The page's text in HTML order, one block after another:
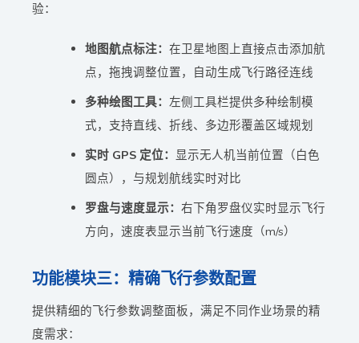
验：
地图航点标注： 在卫星地图上直接点击添加航
点，拖拽调整位置，自动生成飞行路径连线
多种绘图工具： 左侧工具栏提供多种绘制模
式，支持直线、折线、多边形覆盖区域规划
实时 GPS 定位： 显示无人机当前位置（白色
圆点），与规划航线实时对比
罗盘与速度显示： 右下角罗盘仪实时显示飞行
方向，速度表显示当前飞行速度（m/s）
功能模块三：精确飞行参数配置
提供精细的飞行参数调整面板，满足不同作业场景的精
度需求：